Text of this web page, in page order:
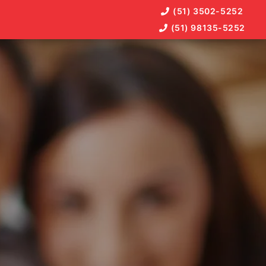
(51) 3502-5252
(51) 98135-5252